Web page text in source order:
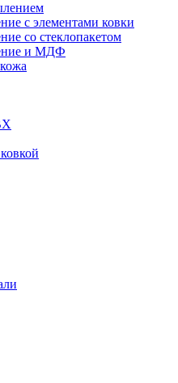
с элементами ковки
со стеклопакетом
и МДФ